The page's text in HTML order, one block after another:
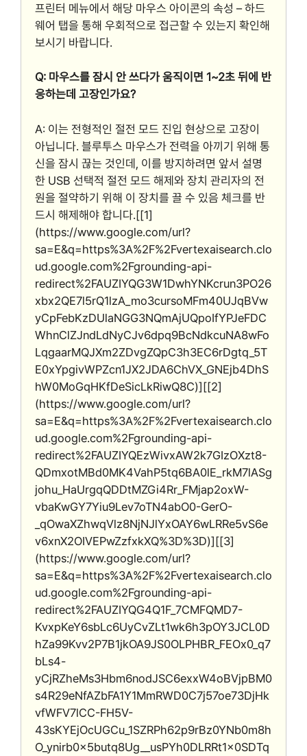
프린터 메뉴에서 해당 마우스 아이콘의 속성 – 하드
웨어 탭을 통해 우회적으로 접근할 수 있는지 확인해
보시기 바랍니다.
Q: 마우스를 잠시 안 쓰다가 움직이면 1~2초 뒤에 반
응하는데 고장인가요?
A: 이는 전형적인 절전 모드 진입 현상으로 고장이
아닙니다. 블루투스 마우스가 전력을 아끼기 위해 통
신을 잠시 끊는 것인데, 이를 방지하려면 앞서 설명
한 USB 선택적 절전 모드 해제와 장치 관리자의 전
원을 절약하기 위해 이 장치를 끌 수 있음 체크를 반
드시 해제해야 합니다.[[1]
(https://www.google.com/url?
sa=E&q=https%3A%2F%2Fvertexaisearch.clo
ud.google.com%2Fgrounding-api-
redirect%2FAUZIYQG3W1DwhYNKcrun3PO26
xbx2QE7l5rQ1lzA_mo3cursoMFm40UJqBVw
yCpFebKzDUlaNGG3NQmAjUQpoIfYPJeFDC
WhnClZJndLdNyCJv6dpq9BcNdkcuNA8wFo
LqgaarMQJXm2ZDvgZQpC3h3EC6rDgtq_5T
E0xYpgivWPZcn1JX2JDA6ChVX_GNEjb4DhS
hW0MoGqHKfDeSicLkRiwQ8C)][[2]
(https://www.google.com/url?
sa=E&q=https%3A%2F%2Fvertexaisearch.clo
ud.google.com%2Fgrounding-api-
redirect%2FAUZIYQEzWivxAW2k7GIzOXzt8-
QDmxotMBd0MK4VahP5tq6BA0lE_rkM7lASg
johu_HaUrgqQDDtMZGi4Rr_FMjap2oxW-
vbaKwGY7Yiu9Lev7oTN4abO0-GerO-
_qOwaXZhwqVlz8NjNJlYxOAY6wLRRe5vS6e
v6xnX2OIVEPwZzfxkXQ%3D%3D)][[3]
(https://www.google.com/url?
sa=E&q=https%3A%2F%2Fvertexaisearch.clo
ud.google.com%2Fgrounding-api-
redirect%2FAUZIYQG4Q1F_7CMFQMD7-
KvxpKeY6sbLc6UyCvZLt1wk6h3pOY3JCL0D
hZa99Kvv2P7B1jkOA9JS0OLPHBR_FEOx0_q7
bLs4-
yCjRZheMs3Hbm6nodJSC6exxW4oBVjpBM0
s4R29eNfAZbFA1Y1MmRWD0C7j57oe73DjHk
vfWFV7lCC-FH5V-
43sKYEjOcUGCu_1SZRPh62p9rBz0YNb0m8h
O_ynirb0x5butq8Ug__usPYh0DLRRt1x0SDTq